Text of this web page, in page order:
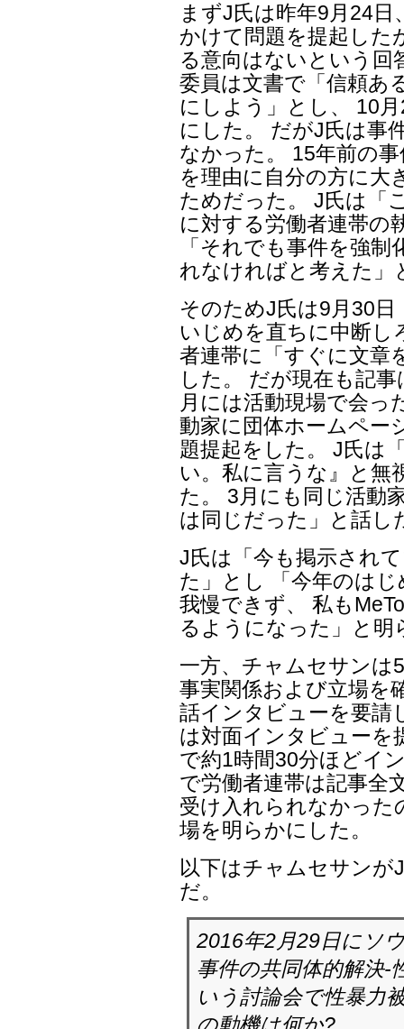
まずJ氏は昨年9月24
かけて問題を提起した
る意向はないという回
委員は文書で「信頼あ
にしよう」とし、 10
にした。 だがJ氏は事
なかった。 15年前の
を理由に自分の方に大
ためだった。 J氏は「
に対する労働者連帯の
「それでも事件を強
れなければと考えた」
そのためJ氏は9月30日
いじめを直ちに中断し
者連帯に「すぐに文章
した。 だが現在も記
月には活動現場で会っ
動家に団体ホームペー
題提起をした。 J氏は
い。私に言うな』と無
た。 3月にも同じ活動
は同じだった」と話し
J氏は「今も掲示され
た」とし 「今年のは
我慢できず、 私も
るようになった」と明
一方、チャムセサンは
事実関係および立場を
話インタビューを要請
は対面インタビューを
で約1時間30分ほどイ
で労働者連帯は記事全
受け入れられなかった
場を明らかにした。
以下はチャムセサンが
だ。
2016年2月29日にソ
事件の共同体的解決-
いう討論会で性暴力